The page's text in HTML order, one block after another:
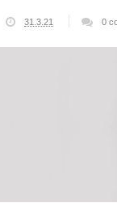
31.3.21 0